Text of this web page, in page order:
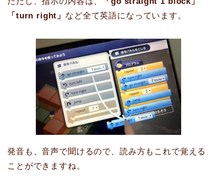
「turn right」 など全て英語になっています。
発音も、音声で聞けるので、読み方もこれで覚える
ことができますね。